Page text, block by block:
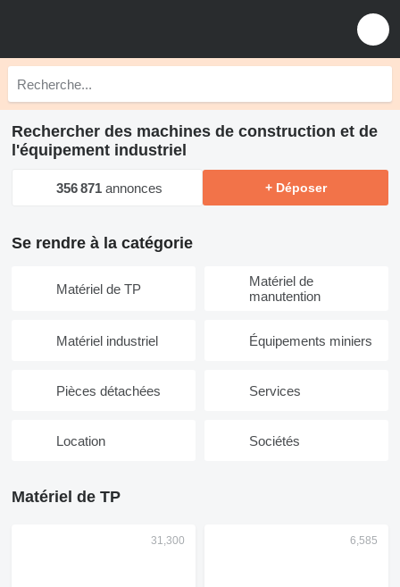
Rechercher des machines de construction et de
l'équipement industriel
356 871 annonces + Déposer
Se rendre à la catégorie
Matériel de TP
Matériel de
manutention
Matériel industriel Équipements miniers
Pièces détachées Services
Location Sociétés
Matériel de TP